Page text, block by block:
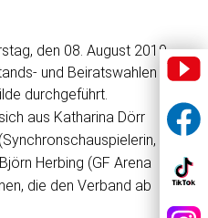
den 08. August 2019
und Beiratswahlen des
durchgeführt.
aus Katharina Dörr
Herbing (GF Arena
die den Verband ab